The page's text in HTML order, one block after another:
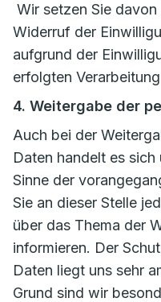
Wir setzen Sie
Widerruf der
aufgrund der
erfolgten
4. Weitergabe der
Auch bei der
Daten handelt es sich
Sinne der
Sie an dieser Stelle
über das Thema der
informieren. Der
Daten liegt uns sehr
Grund sind wir